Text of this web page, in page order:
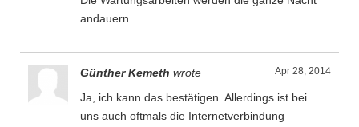
andauern.
Apr 28, 2014
Günther Kemeth wrote
Ja, ich kann das bestätigen. Allerdings ist bei
uns auch oftmals die Internetverbindung